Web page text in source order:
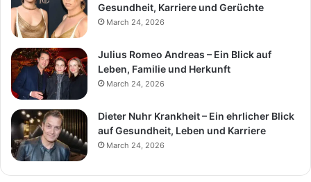
Gesundheit, Karriere und Gerüchte
March 24, 2026
Julius Romeo Andreas – Ein Blick auf
Leben, Familie und Herkunft
March 24, 2026
Dieter Nuhr Krankheit – Ein ehrlicher Blick
auf Gesundheit, Leben und Karriere
March 24, 2026